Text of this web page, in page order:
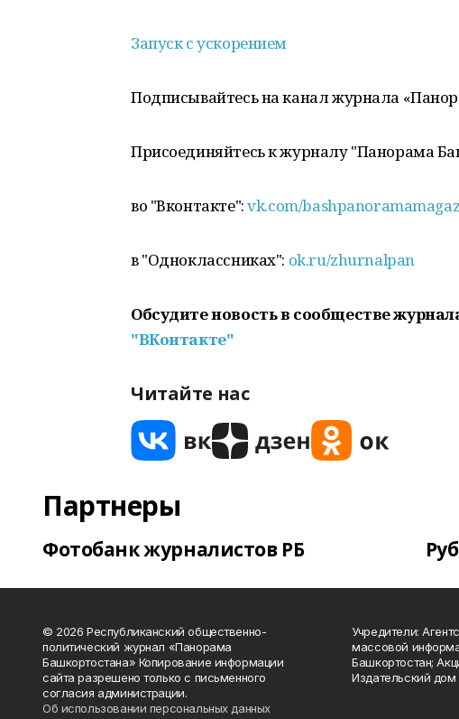
Запуск с ускорением
Подписывайтесь на канал журнала
Присоединяйтесь к журналу "Панорама
во "Вконтакте":vk.com/
в "Одноклассниках": ok.ru/zhurnalpan
Обсудите новость в сообществе
"ВКонтакте"
Читайте нас
Партнеры
Фотобанк журналистов РБ
© 2026 Республиканский общественно-
политический журнал «Панорама
Башкортостана» Копирование информации
сайта разрешено только с письменного
согласия администрации.
Об использовании персональных данных
Учредители:
массовой
Башкортостан;
Издательский